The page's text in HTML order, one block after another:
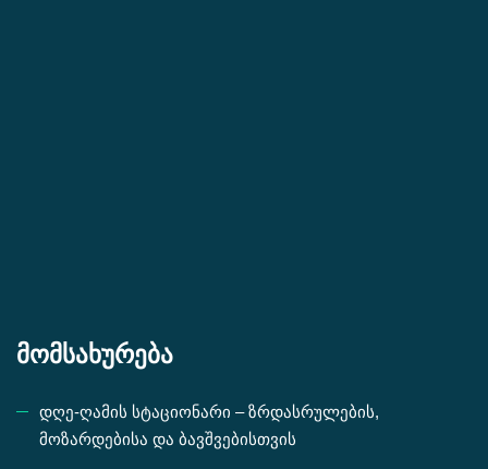
მომსახურება
დღე-ღამის სტაციონარი – ზრდასრულების,
მოზარდებისა და ბავშვებისთვის